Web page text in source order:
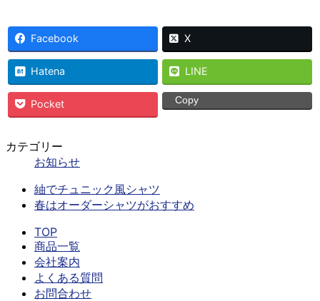
Facebook X
Hatena LINE
Pocket Copy
カテゴリー
お知らせ
紬でチュニック風シャツ
春はオーダーシャツがおすすめ
TOP
商品一覧
会社案内
よくある質問
お問合わせ